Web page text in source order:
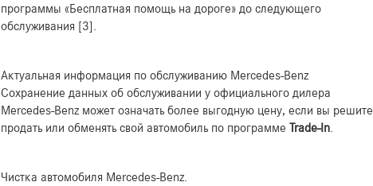
программы «Бесплатная помощь на дороге» до следующего
обслуживания [3].
Актуальная информация по обслуживанию Mercedes-Benz
Сохранение данных об обслуживании у официального дилера
Mercedes-Benz может означать более выгодную цену, если вы решите
продать или обменять свой автомобиль по программе Trade-In.
Чистка автомобиля Mercedes-Benz.